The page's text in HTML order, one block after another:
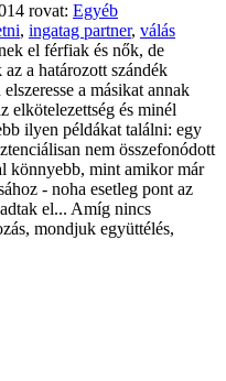
rovat: Egyéb
, ingatag partner, válás
el férfiak és nők, de
a határozott szándék
a másikat annak
és minél
ilyen példákat találni: egy
nem összefonódott
könnyebb, mint amikor már
- noha esetleg pont az
el... Amíg nincs
mondjuk együttélés,